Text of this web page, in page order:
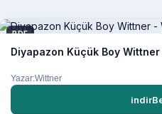
PDF
Diyapazon Küçük Boy
Yazar:Wittner